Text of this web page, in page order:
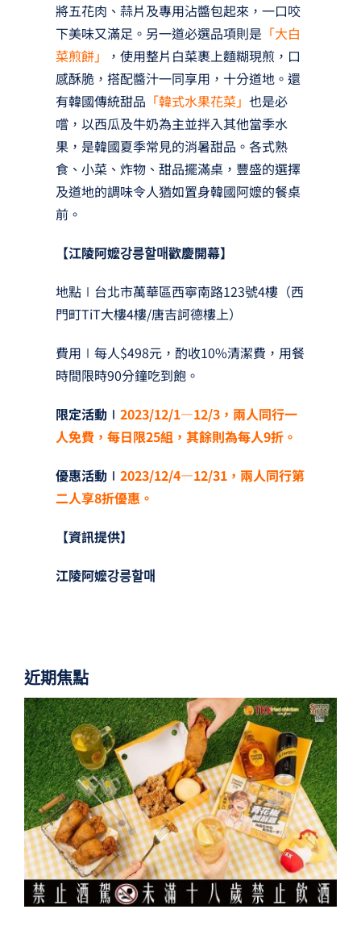
將五花肉、蒜片及專用沾醬包起來，一口咬
下美味又滿足。另一道必選品項則是 「大白
菜煎餅」
，使用整片白菜裹上麵糊現煎，口
感酥脆，搭配醬汁一同享用，十分道地。還
有韓國傳統甜品 「韓式水果花菜」 也是必
嚐，以西瓜及牛奶為主並拌入其他當季水
果，是韓國夏季常見的消暑甜品。各式熟
食、小菜、炸物、甜品擺滿桌，豐盛的選擇
及道地的調味令人猶如置身韓國阿嬤的餐桌
前。
【江陵阿嬤강릉할매歡慶開幕】
地點∣台北市萬華區西寧南路123號4樓（西
門町TiT大樓4樓/唐吉訶德樓上）
費用∣每人$498元，酌收10%清潔費，用餐
時間限時90分鐘吃到飽。
限定活動∣ 2023/12/1—12/3，兩人同行一
人免費，每日限25組，其餘則為每人9折。
優惠活動∣ 2023/12/4—12/31，兩人同行第
二人享8折優惠。
【資訊提供】
江陵阿嬤강릉할매
近期焦點